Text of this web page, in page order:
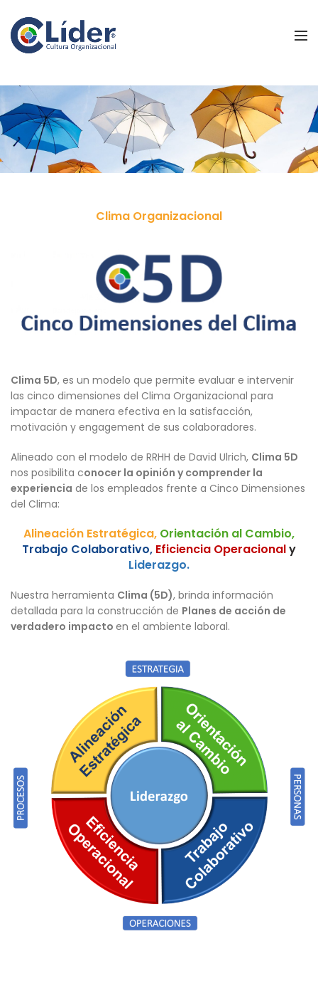
Clima Organizacional
Clima 5D, es un modelo que permite evaluar e intervenir
las cinco dimensiones del Clima Organizacional para
impactar de manera efectiva en la satisfacción,
motivación y engagement de sus colaboradores.
Alineado con el modelo de RRHH de David Ulrich, Clima 5D
nos posibilita conocer la opinión y comprender la
experiencia de los empleados frente a Cinco Dimensiones
del Clima:
Alineación Estratégica, Orientación al Cambio,
Trabajo Colaborativo, Eficiencia Operacionaly
Liderazgo.
Nuestra herramienta Clima (5D), brinda información
detallada para la construcción de Planes de acción de
verdadero impacto en el ambiente laboral.